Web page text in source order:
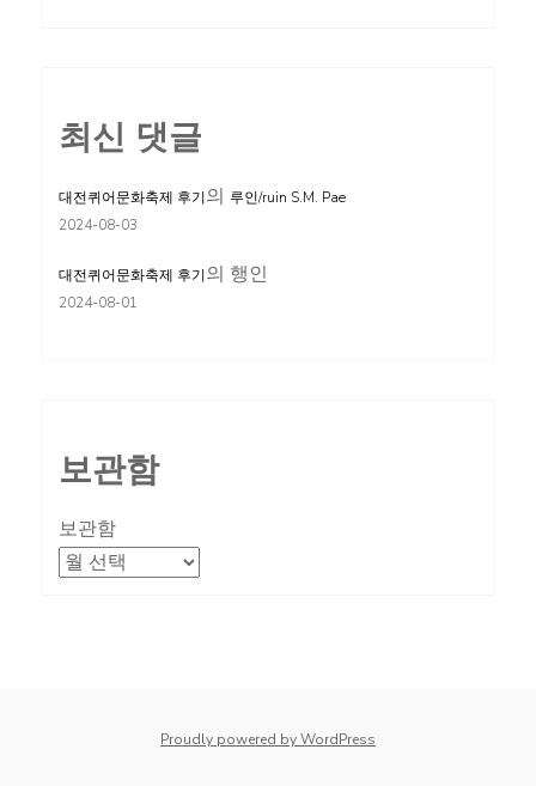
최신 댓글
대전퀴어문화축제 후기의 루인/ruin S.M. Pae
2024-08-03
대전퀴어문화축제 후기의 행인
2024-08-01
보관함
보관함
Proudly powered by WordPress